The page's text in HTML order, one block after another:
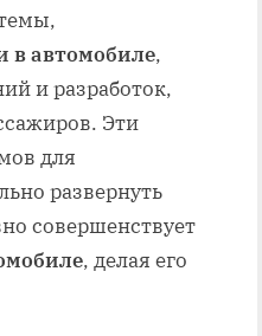
в автомобиле,
и разработок,
Эти
для
развернуть
совершенствует
, делая его